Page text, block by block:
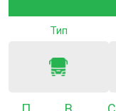
Тип